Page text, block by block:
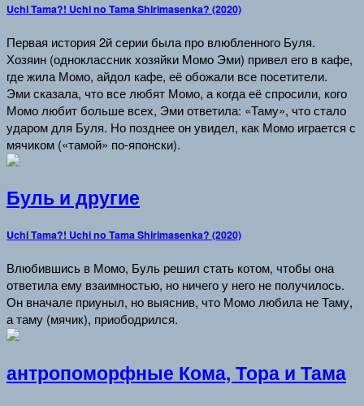
Uchi Tama?! Uchi no Tama Shirimasenka? (2020)
Первая история 2й серии была про влюбленного Буля.
Хозяин (одноклассник хозяйки Момо Эми) привел его в кафе,
где жила Момо, айдол кафе, её обожали все посетители.
Эми сказала, что все любят Момо, а когда её спросили, кого
Момо любит больше всех, Эми ответила: «Таму», что стало
ударом для Буля. Но позднее он увидел, как Момо играется с
мячиком («тамой» по-японски).
Буль и другие
Uchi Tama?! Uchi no Tama Shirimasenka? (2020)
Влюбившись в Момо, Буль решил стать котом, чтобы она
ответила ему взаимностью, но ничего у него не получилось.
Он вначале приуныл, но выяснив, что Момо любила не Таму,
а таму (мячик), приободрился.
антропоморфные Кома, Тора и Тама